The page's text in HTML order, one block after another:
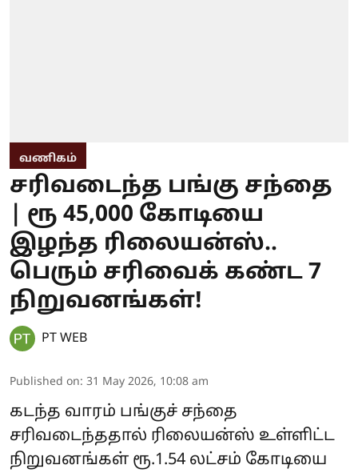
வணிகம்
சரிவடைந்த பங்கு சந்தை
| ரூ 45,000 கோடியை
இழந்த ரிலையன்ஸ்..
பெரும் சரிவைக் கண்ட 7
நிறுவனங்கள்!
PT WEB
Published on: 31 May 2026, 10:08 am
கடந்த வாரம் பங்குச் சந்தை
சரிவடைந்ததால் ரிலையன்ஸ் உள்ளிட்ட
நிறுவனங்கள் ரூ.1.54 லட்சம் கோடியை